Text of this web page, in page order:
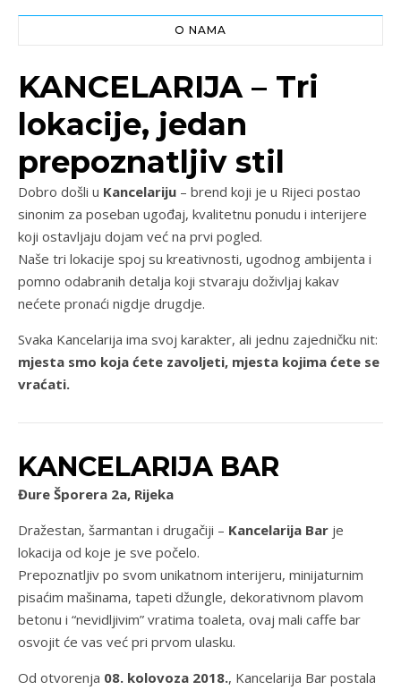
O NAMA
KANCELARIJA – Tri
lokacije, jedan
prepoznatljiv stil
Dobro došli u Kancelariju – brend koji je u Rijeci postao
sinonim za poseban ugođaj, kvalitetnu ponudu i interijere
koji ostavljaju dojam već na prvi pogled.
Naše tri lokacije spoj su kreativnosti, ugodnog ambijenta i
pomno odabranih detalja koji stvaraju doživljaj kakav
nećete pronaći nigdje drugdje.
Svaka Kancelarija ima svoj karakter, ali jednu zajedničku nit:
mjesta smo koja ćete zavoljeti, mjesta kojima ćete se
vraćati.
KANCELARIJA BAR
Đure Šporera 2a, Rijeka
Dražestan, šarmantan i drugačiji – Kancelarija Bar je
lokacija od koje je sve počelo.
Prepoznatljiv po svom unikatnom interijeru, minijaturnim
pisaćim mašinama, tapeti džungle, dekorativnom plavom
betonu i “nevidljivim” vratima toaleta, ovaj mali caffe bar
osvojit će vas već pri prvom ulasku.
Od otvorenja 08. kolovoza 2018., Kancelarija Bar postala